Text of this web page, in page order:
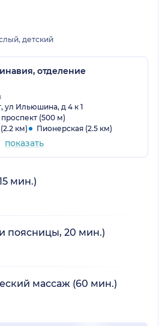
детский
отделение
ул Ильюшина, д 4 к 1
(500 м)
км)
Пионерская (2.5 км)
показать
мин.)
поясницы, 20 мин.)
массаж (60 мин.)